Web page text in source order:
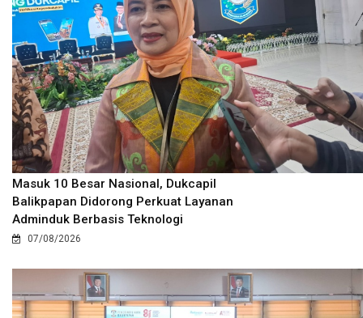
Masuk 10 Besar Nasional, Dukcapil
Balikpapan Didorong Perkuat Layanan
Adminduk Berbasis Teknologi
07/08/2026